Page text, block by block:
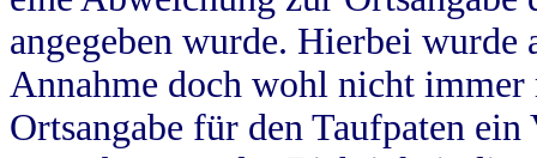
angegeben wurde. Hierbei wurde
Annahme doch wohl nicht
Ortsangabe für den Taufpaten